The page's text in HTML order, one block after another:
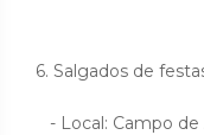
6. Salgados de
- Local: Campo de